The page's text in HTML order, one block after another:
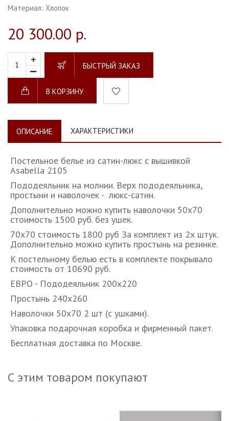
Материал: Хлопок
20 300.00 р.
БЫСТРЫЙ ЗАКАЗ
В КОРЗИНУ
ОПИСАНИЕ ХАРАКТЕРИСТИКИ
Постельное белье из сатин-люкс с вышивкой
Asabella 2105
Пододеяльник на молнии. Верх пододеяльника,
простыни и наволочек - люкс-сатин.
Дополнительно можно купить наволочки 50х70
стоимость 1500 руб. без ушек.
70х70 стоимость 1800 руб За комплект из 2х штук.
Дополнительно можно купить простынь на резинке.
К постельному белью есть в комплекте покрывало
стоимость от 10690 руб.
ЕВРО - Пододеяльник 200х220
Простынь 240х260
Наволочки 50х70 2 шт (с ушками).
Упаковка подарочная коробка и фирменный пакет.
Бесплатная доставка по Москве.
С этим товаром покупают